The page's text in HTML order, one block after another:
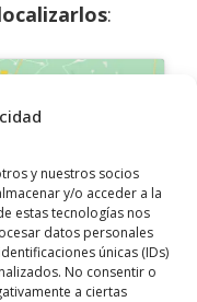
y nuestros socios
y/o acceder a la
estas tecnologías nos
datos personales
únicas (IDs)
No consentir o
a ciertas
:
cookies y